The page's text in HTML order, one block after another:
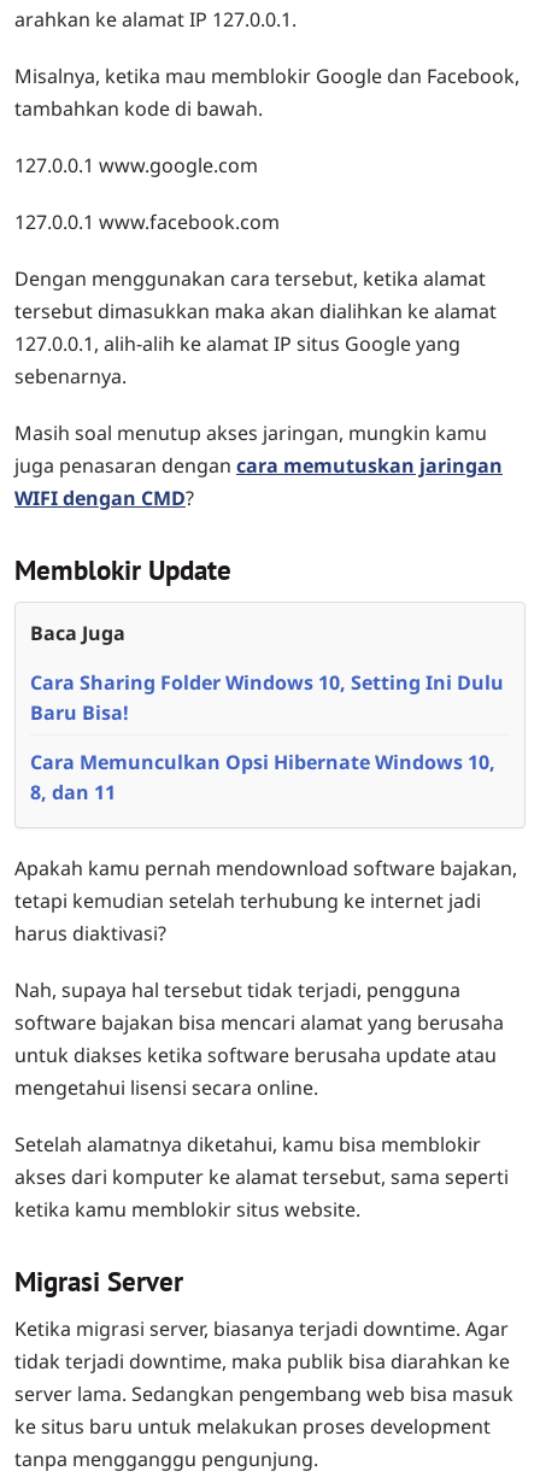
arahkan ke alamat IP 127.0.0.1.
Misalnya, ketika mau memblokir Google dan Facebook,
tambahkan kode di bawah.
127.0.0.1 www.google.com
127.0.0.1 www.facebook.com
Dengan menggunakan cara tersebut, ketika alamat
tersebut dimasukkan maka akan dialihkan ke alamat
127.0.0.1, alih-alih ke alamat IP situs Google yang
sebenarnya.
Masih soal menutup akses jaringan, mungkin kamu
juga penasaran dengan cara memutuskan jaringan
WIFI dengan CMD?
Memblokir Update
Baca Juga
Cara Sharing Folder Windows 10, Setting Ini Dulu
Baru Bisa!
Cara Memunculkan Opsi Hibernate Windows 10,
8, dan 11
Apakah kamu pernah mendownload software bajakan,
tetapi kemudian setelah terhubung ke internet jadi
harus diaktivasi?
Nah, supaya hal tersebut tidak terjadi, pengguna
software bajakan bisa mencari alamat yang berusaha
untuk diakses ketika software berusaha update atau
mengetahui lisensi secara online.
Setelah alamatnya diketahui, kamu bisa memblokir
akses dari komputer ke alamat tersebut, sama seperti
ketika kamu memblokir situs website.
Migrasi Server
Ketika migrasi server, biasanya terjadi downtime. Agar
tidak terjadi downtime, maka publik bisa diarahkan ke
server lama. Sedangkan pengembang web bisa masuk
ke situs baru untuk melakukan proses development
tanpa mengganggu pengunjung.